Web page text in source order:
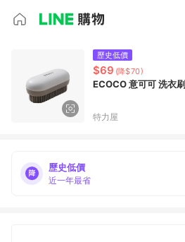
歷史低價
$69 (降$70)
ECOCO 意可可 洗衣刷
特力屋
歷史低價
近一年最省